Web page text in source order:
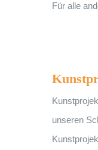
Für alle
unseren